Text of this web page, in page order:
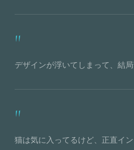
デザインが浮いてしまって、結
猫は気に入ってるけど、正直イ